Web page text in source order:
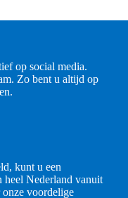
op social media.
Zo bent u altijd op
kunt u een
heel Nederland vanuit
onze voordelige